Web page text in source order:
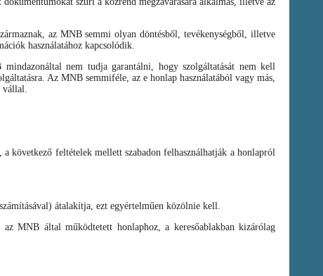
az MNB semmi olyan döntésből, tevékenységből, illetve
használatához kapcsolódik.
nem tudja garantálni, hogy szolgáltatását nem kell
Az MNB semmiféle, az e honlap használatából vagy más,
vállal.
következő feltételek mellett szabadon felhasználhatják a honlapról
átalakítja, ezt egyértelműen közölnie kell.
MNB által működtetett honlaphoz, a keresőablakban kizárólag